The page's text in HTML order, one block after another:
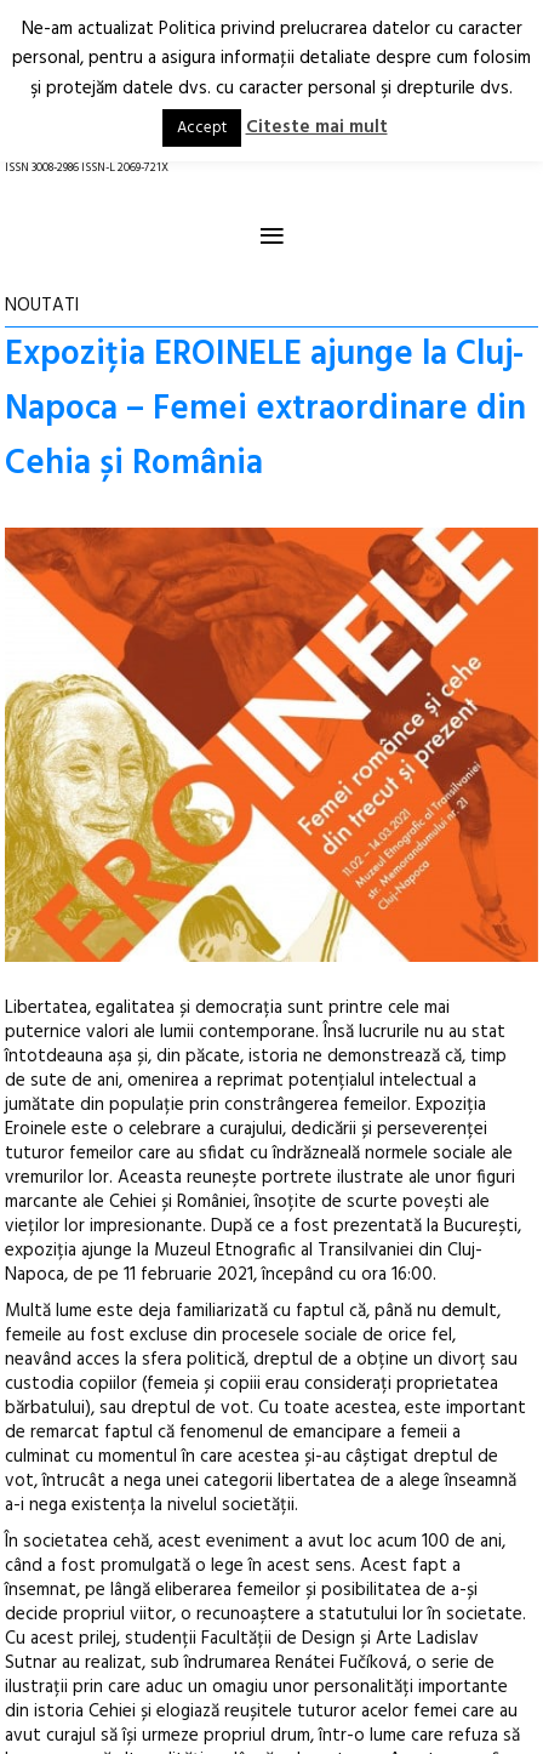
Arhitectură.
Oraș.
RO EN
ISSN 3008-2986 ISSN-L 2069-721X
≡
NOUTATI
Expoziția EROINELE ajunge la Cluj-
Napoca – Femei extraordinare din
Cehia și România
Libertatea, egalitatea și democrația sunt printre cele mai
puternice valori ale lumii contemporane. Însă lucrurile nu au stat
întotdeauna așa și, din păcate, istoria ne demonstrează că, timp
de sute de ani, omenirea a reprimat potențialul intelectual a
jumătate din populație prin constrângerea femeilor. Expoziția
Eroinele este o celebrare a curajului, dedicării și perseverenței
tuturor femeilor care au sfidat cu îndrăzneală normele sociale ale
vremurilor lor. Aceasta reunește portrete ilustrate ale unor figuri
marcante ale Cehiei și României, însoțite de scurte povești ale
vieților lor impresionante. După ce a fost prezentată la București,
expoziția ajunge la Muzeul Etnografic al Transilvaniei din Cluj-
Napoca, de pe 11 februarie 2021, începând cu ora 16:00.
Multă lume este deja familiarizată cu faptul că, până nu demult,
femeile au fost excluse din procesele sociale de orice fel,
neavând acces la sfera politică, dreptul de a obține un divorț sau
custodia copiilor (femeia și copiii erau considerați proprietatea
bărbatului), sau dreptul de vot. Cu toate acestea, este important
de remarcat faptul că fenomenul de emancipare a femeii a
culminat cu momentul în care acestea și-au câștigat dreptul de
vot, întrucât a nega unei categorii libertatea de a alege înseamnă
a-i nega existența la nivelul societății.
În societatea cehă, acest eveniment a avut loc acum 100 de ani,
când a fost promulgată o lege în acest sens. Acest fapt a
însemnat, pe lângă eliberarea femeilor și posibilitatea de a-și
decide propriul viitor, o recunoaștere a statutului lor în societate.
Cu acest prilej, studenții Facultății de Design și Arte Ladislav
Sutnar au realizat, sub îndrumarea Renátei Fučíková, o serie de
ilustrații prin care aduc un omagiu unor personalități importante
din istoria Cehiei și elogiază reușitele tuturor acelor femei care au
avut curajul să își urmeze propriul drum, într-o lume care refuza să
Ne-am actualizat Politica privind prelucrarea datelor cu caracter
personal, pentru a asigura informaţii detaliate despre cum folosim
şi protejăm datele dvs. cu caracter personal şi drepturile dvs.
Accept Citeste mai mult